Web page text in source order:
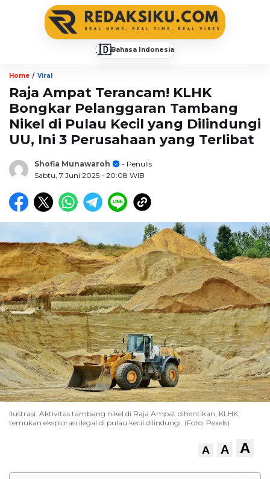
🇮🇩Bahasa Indonesia
Home / Viral
Raja Ampat Terancam! KLHK
Bongkar Pelanggaran Tambang
Nikel di Pulau Kecil yang Dilindungi
UU, Ini 3 Perusahaan yang Terlibat
Shofia Munawaroh
- Penulis
Sabtu, 7 Juni 2025 - 20:08 WIB
Ilustrasi. Aktivitas tambang nikel di Raja Ampat dihentikan, KLHK
temukan eksplorasi ilegal di pulau kecil dilindungi. (Foto: Pexels)
A A A